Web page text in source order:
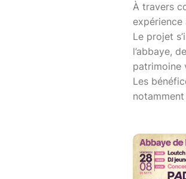
À travers
Le projet
l’abbaye,
patrimoine
Les